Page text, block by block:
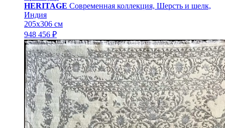
HERITAGE Современная коллекция, Шерсть и шелк,
Индия
205x306 см
948 456 ₽